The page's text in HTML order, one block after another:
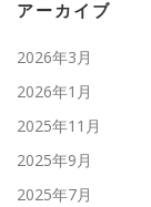
アーカイブ
2026年3月
2026年1月
2025年11月
2025年9月
2025年7月